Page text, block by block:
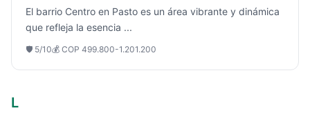
El barrio Centro en Pasto es un área vibrante y dinámica
que refleja la esencia ...
🛡️ 5/10💰 COP 499.800-1.201.200
L